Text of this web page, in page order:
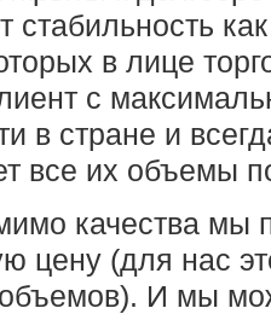
стабильность
в лице
с
в стране и
все их объемы
качества мы
цену (для нас
И мы